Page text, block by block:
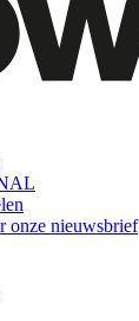
onze nieuwsbrief